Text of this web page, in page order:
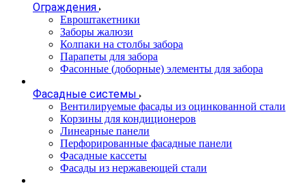
Ограждения
Евроштакетники
Заборы жалюзи
Колпаки на столбы забора
Парапеты для забора
Фасонные (доборные) элементы для забора
Фасадные системы
Вентилируемые фасады из оцинкованной стали
Корзины для кондиционеров
Линеарные панели
Перфорированные фасадные панели
Фасадные кассеты
Фасады из нержавеющей стали